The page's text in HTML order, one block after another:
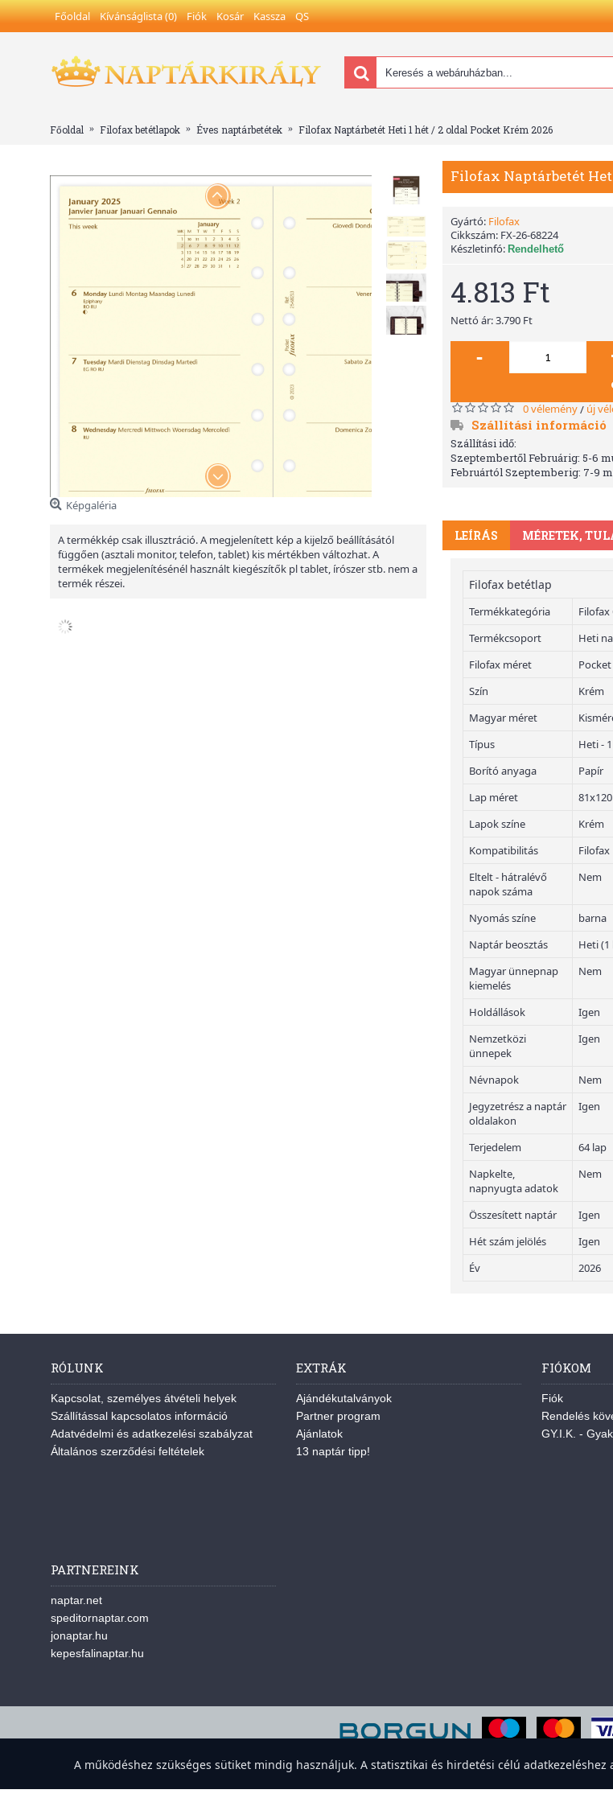
Főoldal Kívánságlista (0) Fiók Kosár Kassza QS
Főoldal Filofax betétlapok Éves naptárbetétek Filofax Naptárbetét Heti 1 hét / 2 oldal Pocket Krém 2026
Képgaléria
A termékkép csak illusztráció. A megjelenített kép a kijelző beállításától
függően (asztali monitor, telefon, tablet) kis mértékben változhat. A
termékek megjelenítésénél használt kiegészítők pl tablet, írószer stb. nem a
termék részei.
Filofax Naptárbetét
Gyártó: Filofax
Cikkszám: FX-26-68224
Készletinfó: Rendelhető
4.813 Ft
Nettó ár: 3.790 Ft
-
0 vélemény/ új
Szállítási információ
Szállítási idő:
Szeptembertől Februárig: 5-6
Februártól Szeptemberig: 7-9
LEÍRÁS MÉRETEK,
Filofax betétlap
Termékkategória
Termékcsoport
Heti
Filofax méret
Pocket
Szín
Krém
Magyar méret
Típus
Heti -
Borító anyaga
Papír
Lap méret
Lapok színe
Krém
Kompatibilitás
Filofax
Eltelt - hátralévő
napok száma
Nem
Nyomás színe
barna
Naptár beosztás
Heti
Magyar ünnepnap
kiemelés
Nem
Holdállások
Igen
Nemzetközi
ünnepek
Igen
Névnapok
Nem
Jegyzetrész a naptár
oldalakon
Igen
Terjedelem
64 lap
Napkelte,
napnyugta adatok
Nem
Összesített naptár
Igen
Hét szám jelölés
Igen
Év
2026
RÓLUNK
Kapcsolat, személyes átvételi helyek
Szállítással kapcsolatos információ
Adatvédelmi és adatkezelési szabályzat
Általános szerződési feltételek
EXTRÁK
Ajándékutalványok
Partner program
Ajánlatok
13 naptár tipp!
FIÓKOM
Fiók
Rendelés
GY.I.K. -
PARTNEREINK
naptar.net
speditornaptar.com
jonaptar.hu
kepesfalinaptar.hu
A működéshez szükséges sütiket mindig használjuk. A statisztikai és hirdetési célú adatkezeléshez
A weboldal sütiket használ a felhasználói élmény
Elfogadom Elutasítom